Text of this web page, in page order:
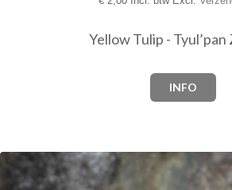
Yellow Tulip -
INFO